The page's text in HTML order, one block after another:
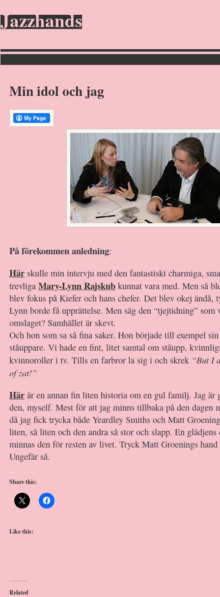
Jazzhands
Min idol och jag
På förekommen anledning:
Här skulle min intervju med den fantastiskt charmiga,
trevliga Mary-Lynn Rajskub kunnat vara med. Men så
blev fokus på Kiefer och hans chefer. Det blev okej ändå,
Lynn borde få upprättelse. Men säg den “tjejtidning” som
omslaget? Samhället är skevt.
Och hon som sa så fina saker. Hon började till exempel
ståuppare. Vi hade en fint, litet samtal om ståupp,
kvinnoroller i tv. Tills en farbror la sig i och skrek “But I
of zat!”
Här är en annan fin liten historia om en gul familj. Jag är
den, myself. Mest för att jag minns tillbaka på den dagen
då jag fick trycka både Yeardley Smiths och Matt
liten, så liten och den andra så stor och slapp. En glädjens
minnas den för resten av livet. Tryck Matt Groenings hand
Ungefär så.
Share this:
Like this:
Related